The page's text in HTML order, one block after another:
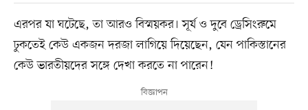
এরপর যা ঘটেছে, তা আরও বিস্ময়কর। সূর্য ও দুবে ড্রেসিংরুমে
ঢুকতেই কেউ একজন দরজা লাগিয়ে দিয়েছেন, যেন পাকিস্তানের
কেউ ভারতীয়দের সঙ্গে দেখা করতে না পারেন!